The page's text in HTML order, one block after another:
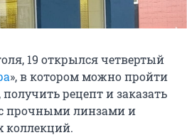
19 открылся четвертый
», в котором можно пройти
рецепт и заказать
прочными линзами и
коллекций.